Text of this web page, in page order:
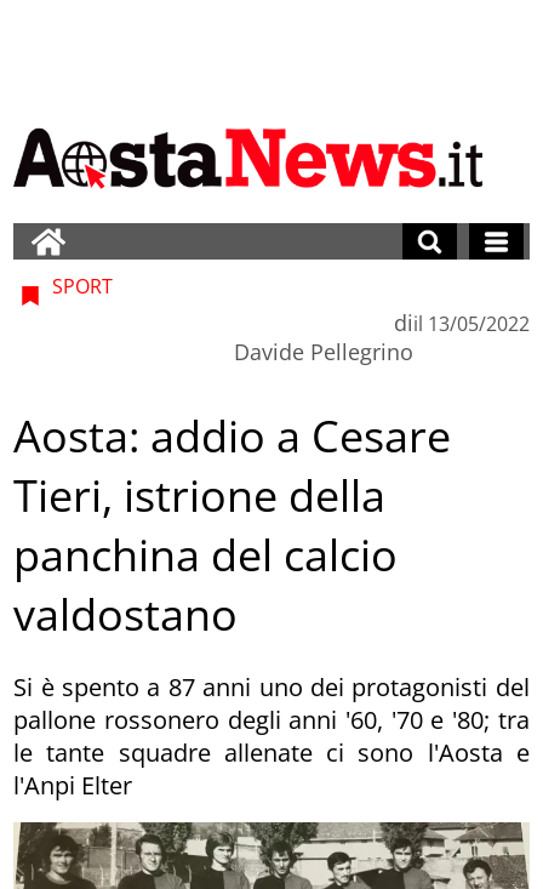
SPORT
di
Davide Pellegrino
il 13/05/2022
Aosta: addio a Cesare
Tieri, istrione della
panchina del calcio
valdostano
Si è spento a 87 anni uno dei protagonisti del
pallone rossonero degli anni '60, '70 e '80; tra
le tante squadre allenate ci sono l'Aosta e
l'Anpi Elter